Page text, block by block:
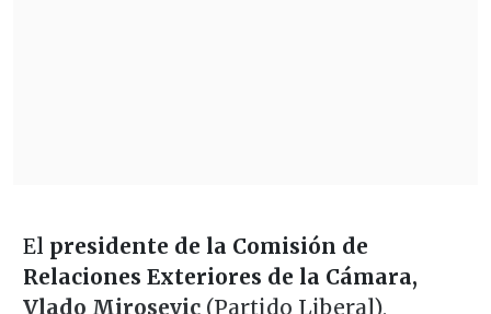
El presidente de la Comisión de
Relaciones Exteriores de la Cámara,
Vlado Mirosevic(Partido Liberal),